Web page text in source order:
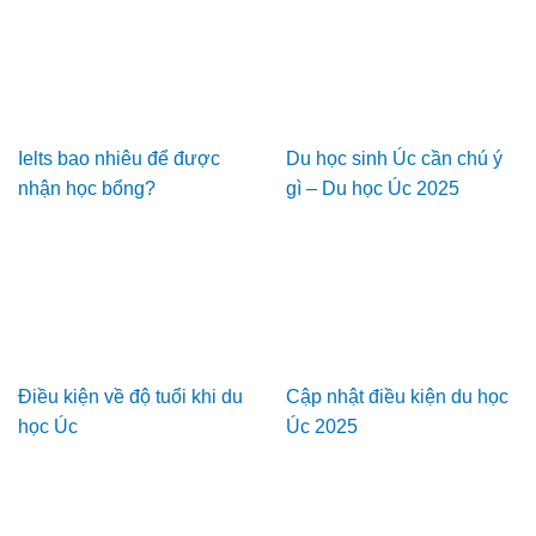
Ielts bao nhiêu để được
nhận học bổng?
Du học sinh Úc cần chú ý
gì – Du học Úc 2025
Điều kiện về độ tuổi khi du
học Úc
Cập nhật điều kiện du học
Úc 2025